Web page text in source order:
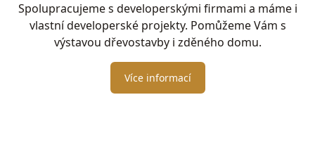
Spolupracujeme s developerskými firmami a máme i
vlastní developerské projekty. Pomůžeme Vám s
výstavou dřevostavby i zděného domu.
Více informací